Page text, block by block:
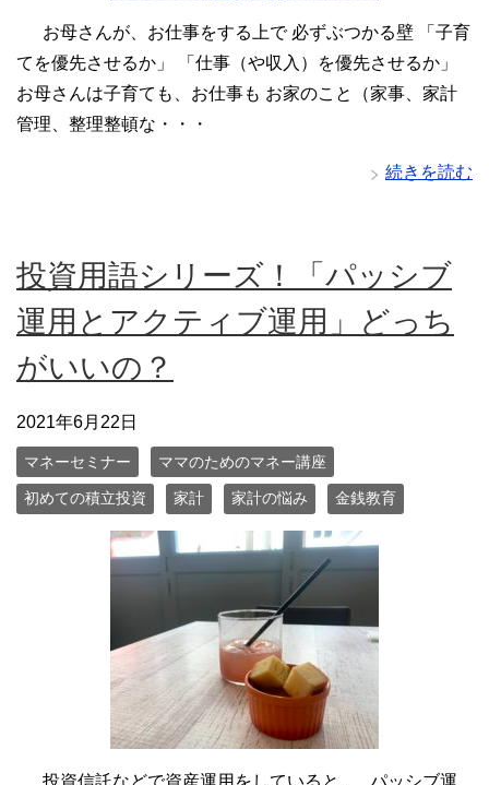
お母さんが、お仕事をする上で 必ずぶつかる壁 「子育
てを優先させるか」 「仕事（や収入）を優先させるか」
お母さんは子育ても、お仕事も お家のこと（家事、家計
管理、整理整頓な・・・
続きを読む
投資用語シリーズ！「パッシブ
運用とアクティブ運用」どっち
がいいの？
2021年6月22日
マネーセミナー ママのためのマネー講座
初めての積立投資 家計 家計の悩み 金銭教育
投資信託などで資産運用をしていると、 パッシブ運